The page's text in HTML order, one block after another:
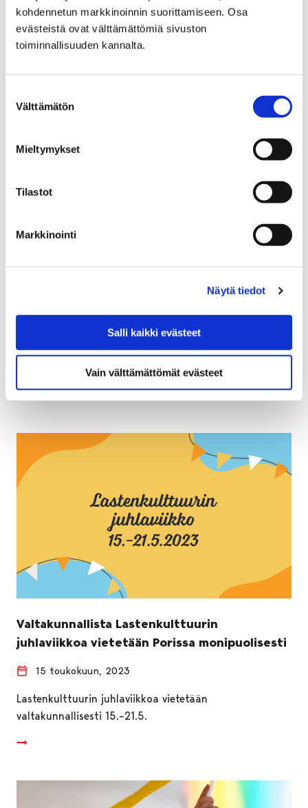
kohdennetun markkinoinnin suorittamiseen. Osa
evästeistä ovat välttämättömiä sivuston
toiminnallisuuden kannalta.
valinta
Välttämätön
Mieltymykset
Tilastot
Markkinointi
Näytä tiedot
Salli kaikki evästeet
Vain välttämättömät evästeet
kuvataideluokka Cygnaeuksen koulusta. Teoksen
julkistaa 27.…
Lapsille ja lapsiperheille suunnatut työpajat tarjoavat
iloa ja inspiraatiota kesään.
Valtakunnallista Lastenkulttuurin
juhlaviikkoa vietetään Porissa monipuolisesti
15 toukokuun, 2023
Lastenkulttuurin juhlaviikkoa vietetään
valtakunnallisesti 15.–21.5.